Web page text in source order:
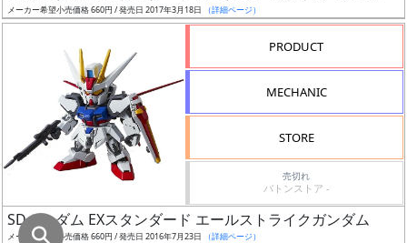
路
メーカー希望小売価格 660円 / 発売日 2017年3月18日 （詳細ページ）
PRODUCT
MECHANIC
STORE
売切れ
バトンストア -
SDガンダム EXスタンダード エールストライクガンダム
メーカー希望小売価格 660円 / 発売日 2016年7月23日 （詳細ページ）